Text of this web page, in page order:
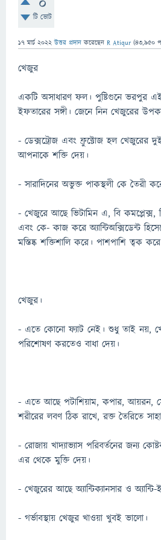
টি ভোট
17 মার্চ 2022 উত্তর প্রদান করেছেন R Atiqur (43,950
খেজুর
একটি অসাধারণ ফল। পুষ্টিগুনে ভরপুর
ইফতারের সঙ্গী। জেনে নিন খেজুরের
- ডেক্সট্রোজ এবং ফ্রুক্টোজ হল খেজুরের
আপনাকে শক্তি দেয়।
- সারাদিনের অভুক্ত পাকস্থলী কে তৈরী
- খেজুরে আছে ভিটামিন এ, বি কমপ্লেক্স,
এবং কে- কাজ করে অ্যান্টিঅক্সিডেন্ট
মস্তিষ্ক শক্তিশালি করে। পাশপাশি ত্বক
খেজুর।
- এতে কোনো ফ্যাট নেই। শুধু তাই নয়,
পরিশোষণ করতেও বাধা দেয়।
- এতে আছে পটাশিয়াম, কপার, আয়রন,
শরীরের লবণ ঠিক রাখে, রক্ত তৈরিতে
- রোজায় খাদ্যাভ্যাস পরিবর্তনের জন্য
এর থেকে মুক্তি দেয়।
- খেজুরের আছে অ্যান্টিক্যানসার ও অ্যান্টি-
- গর্ভাবস্থায় খেজুর খাওয়া খুবই ভালো।